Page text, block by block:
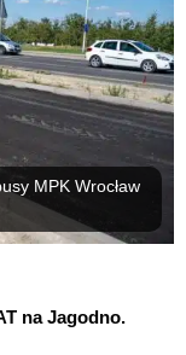
MPK Wrocław
na Jagodno.